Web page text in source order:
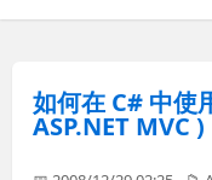
如何在 C# 中使
ASP.NET MVC )